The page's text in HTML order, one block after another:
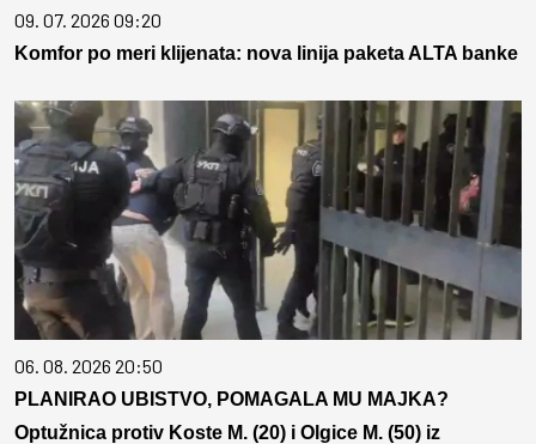
09. 07. 2026 09:20
Komfor po meri klijenata: nova linija paketa ALTA banke
06. 08. 2026 20:50
PLANIRAO UBISTVO, POMAGALA MU MAJKA?
Optužnica protiv Koste M. (20) i Olgice M. (50) iz